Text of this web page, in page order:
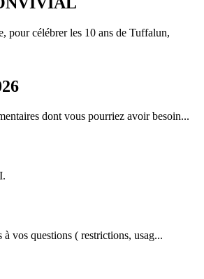
pour célébrer les 10 ans de Tuffalun,
dont vous pourriez avoir besoin...
vos questions ( restrictions, usag...